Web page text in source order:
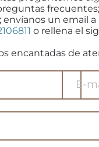
envíanos un email a
o rellena el
encantadas de